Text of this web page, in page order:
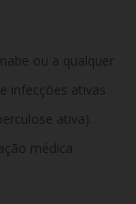
ou a qualquer
infecções ativas
ativa).
médica